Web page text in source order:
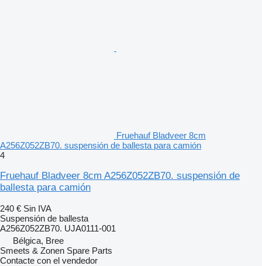
Fruehauf Bladveer 8cm
A256Z052ZB70. suspensión de ballesta para camión
4
Fruehauf Bladveer 8cm A256Z052ZB70. suspensión de
ballesta para camión
240 € Sin IVA
Suspensión de ballesta
A256Z052ZB70. UJA0111-001
Bélgica, Bree
Smeets & Zonen Spare Parts
Contacte con el vendedor